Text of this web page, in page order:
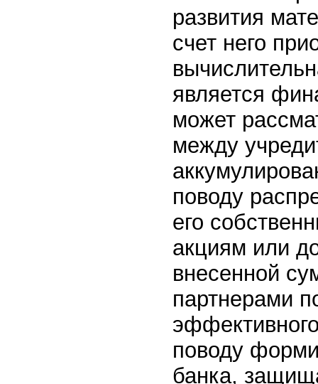
развития
счет него
является
может
между
поводу
его
акциям или
внесенной
партнерами
поводу
банка,